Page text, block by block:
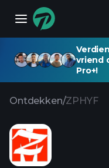
vriend
Pro+!
Ontdekken/ZPHYF